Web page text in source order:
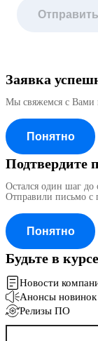
Отправить
Заявка
Мы свяжемся с Вами
Понятно
Подтвердите
Остался один шаг
Отправили письмо с
Понятно
Будьте в
Новости
Анонсы новинок
Релизы ПО